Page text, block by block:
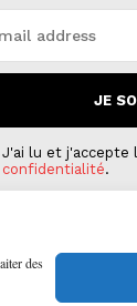
des
JE
J'ai lu et j'accepte
confidentialité.